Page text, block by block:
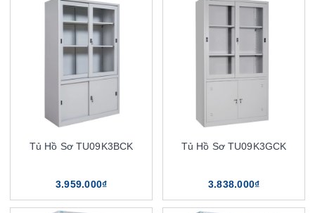
Tủ Hồ Sơ TU09K3BCK
3.959.000₫
Tủ Hồ Sơ TU09K3GCK
3.838.000₫